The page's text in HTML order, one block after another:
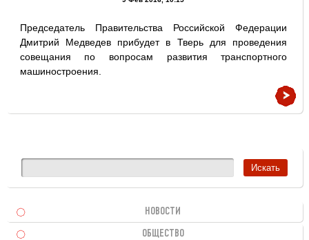
Председатель Правительства Российской Федерации
Дмитрий Медведев прибудет в Тверь для проведения
совещания по вопросам развития транспортного
машиностроения.
НОВОСТИ
ОБЩЕСТВО